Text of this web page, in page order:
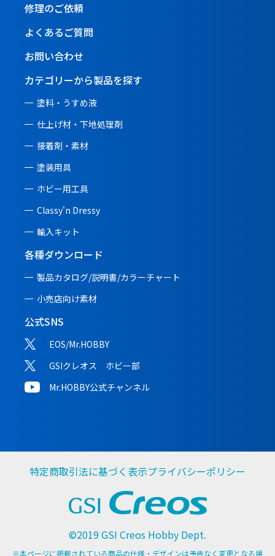
修理のご依頼
よくあるご質問
お問い合わせ
カテゴリーから製品を探す
塗料・うすめ液
仕上げ材・下地処理剤
接着剤・素材
塗装用具
ホビー用工具
Classy'n Dressy
輸入キット
各種ダウンロード
製品カタログ/説明書/カラーチャート
小売店向け素材
公式SNS
EOS/Mr.HOBBY
GSIクレオス ホビー部
Mr.HOBBY公式チャンネル
特定商取引法に基づく表示プライバシーポリシー
©2019 GSI Creos Hobby Dept.
※本ページに掲載されている商品の仕様・デザインは予告なく変更となる場